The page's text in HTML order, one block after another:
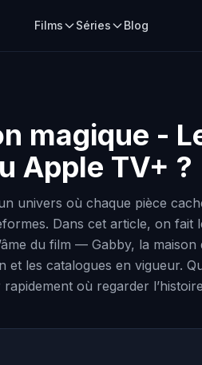
Films Séries Blog
magique -
Apple TV+ ?
univers où chaque pièce
Dans cet article, on
du film — Gabby, la
les catalogues en vigueur.
où regarder